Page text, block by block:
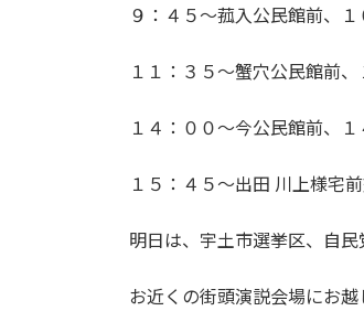
９：４５〜菰入公民館前、
１１：３５〜蟹穴公民館前
１４：００〜今公民館前、
１５：４５〜出田 川上様宅
明日は、宇土市選挙区、自
お近くの街頭演説会場にお越